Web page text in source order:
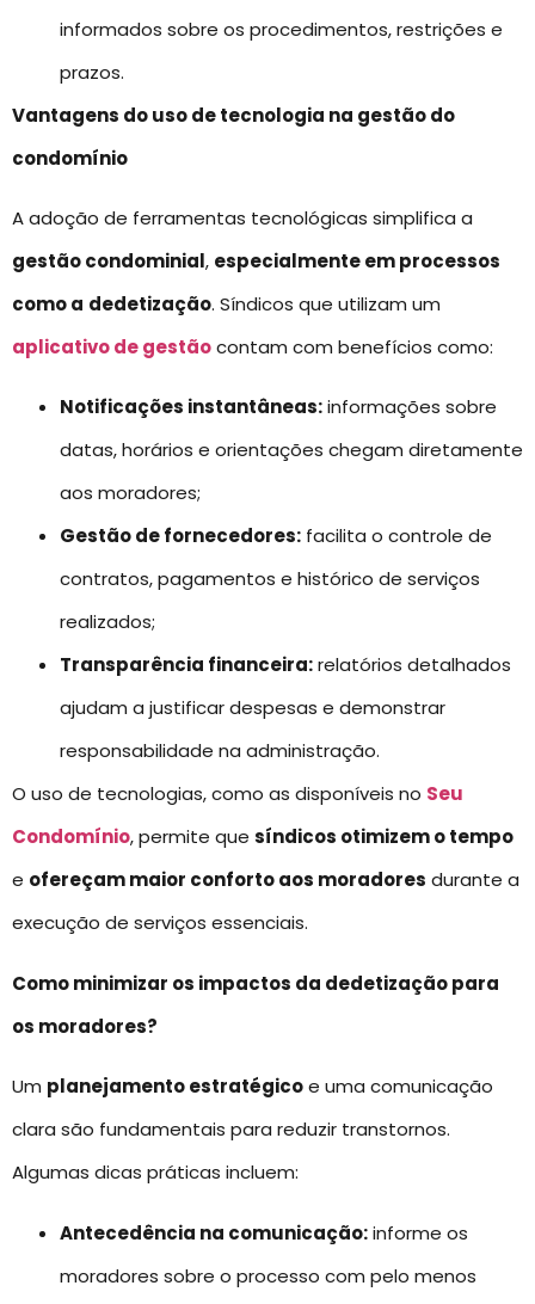
informados sobre os procedimentos, restrições e
prazos.
Vantagens do uso de tecnologia na gestão do
condomínio
A adoção de ferramentas tecnológicas simplifica a
gestão condominial, especialmente em processos
como a dedetização. Síndicos que utilizam um
aplicativo de gestãocontam com benefícios como:
Notificações instantâneas:informações sobre
datas, horários e orientações chegam diretamente
aos moradores;
Gestão de fornecedores: facilita o controle de
contratos, pagamentos e histórico de serviços
realizados;
Transparência financeira:relatórios detalhados
ajudam a justificar despesas e demonstrar
responsabilidade na administração.
O uso de tecnologias, como as disponíveis no Seu
Condomínio, permite que síndicos otimizem o tempo
e ofereçam maior conforto aos moradores durante a
execução de serviços essenciais.
Como minimizar os impactos da dedetização para
os moradores?
Um planejamento estratégicoe uma comunicação
clara são fundamentais para reduzir transtornos.
Algumas dicas práticas incluem:
Antecedência na comunicação:informe os
moradores sobre o processo com pelo menos